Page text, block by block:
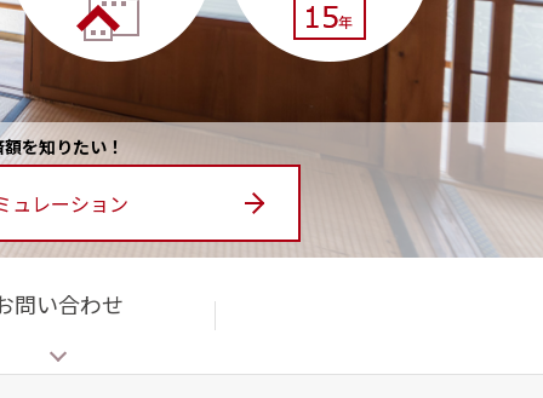
を知りたい！
ュ レーション
問い合わせ